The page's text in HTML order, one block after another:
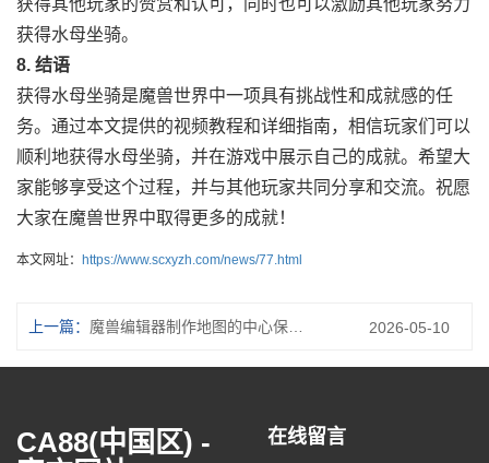
获得水母坐骑。
8. 结语
获得水母坐骑是魔兽世界中一项具有挑战性和成就感的任
务。通过本文提供的视频教程和详细指南，相信玩家们可以
顺利地获得水母坐骑，并在游戏中展示自己的成就。希望大
家能够享受这个过程，并与其他玩家共同分享和交流。祝愿
大家在魔兽世界中取得更多的成就！
本文网址： https://www.scxyzh.com/news/77.html
上一篇： 2026-05-10
CA88(中国区) -
在线留言